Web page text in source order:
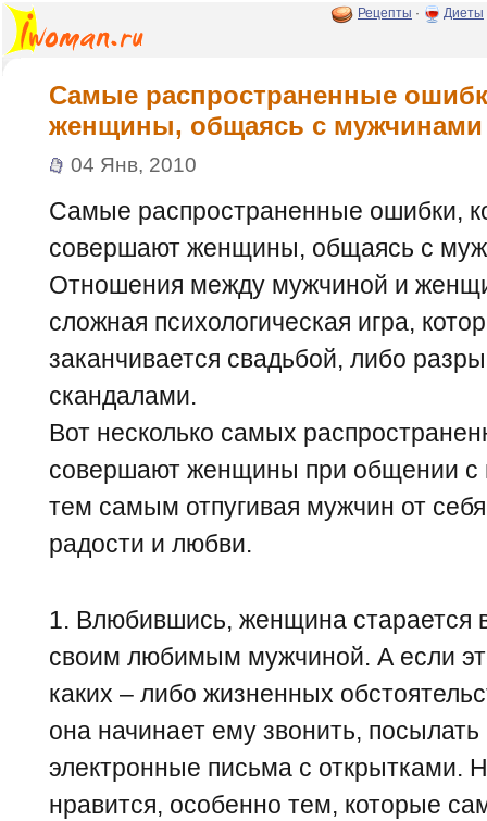
Рецепты · Диеты
Самые распространенные
женщины, общаясь с мужчинами
04 Янв, 2010
Самые распространенные ошибки,
совершают женщины, общаясь с
Отношения между мужчиной и
сложная психологическая игра,
заканчивается свадьбой, либо
скандалами.
Вот несколько самых
совершают женщины при общении с
тем самым отпугивая мужчин от
радости и любви.
1. Влюбившись, женщина старается
своим любимым мужчиной. А если
каких – либо жизненных
она начинает ему звонить,
электронные письма с открытками.
нравится, особенно тем, которые